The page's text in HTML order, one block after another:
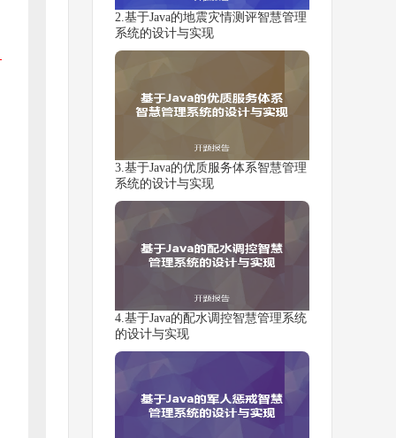
2.基于Java的地震灾情测评智慧管理
系统的设计与实现
3.基于Java的优质服务体系智慧管理
系统的设计与实现
4.基于Java的配水调控智慧管理系统
的设计与实现